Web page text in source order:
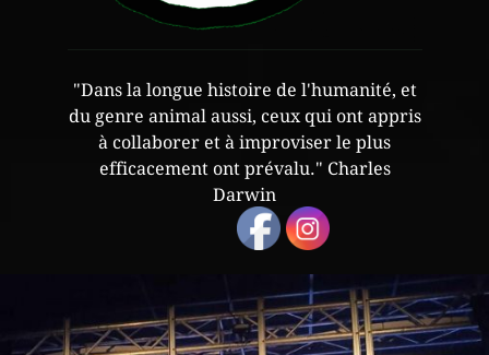
"Dans la longue histoire de l'humanité, et
du genre animal aussi, ceux qui ont appris
à collaborer et à improviser le plus
efficacement ont prévalu." Charles
Darwin